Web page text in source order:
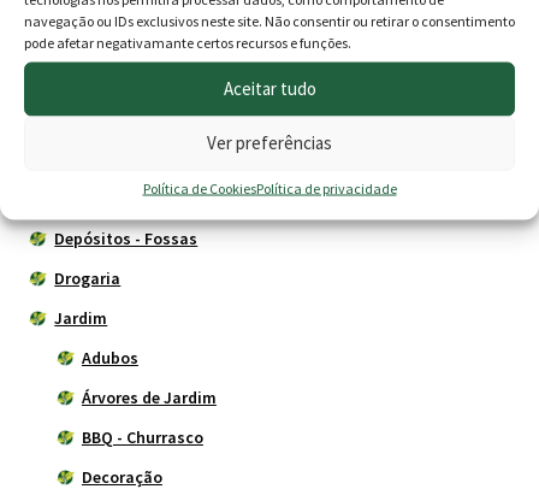
navegação ou IDs exclusivos neste site. Não consentir ou retirar o consentimento
pode afetar negativamante certos recursos e funções.
Aceitar tudo
Ver preferências
Política de CookiesPolítica de privacidade
135.00 €. 114.00 €. 159.00 €.
Produtos
Animais
Construção
Depósitos - Fossas
Drogaria
Jardim
Adubos
Árvores de Jardim
BBQ - Churrasco
Decoração